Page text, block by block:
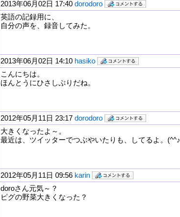
2013年06月02日 17:40 dorodoro
英語の記録用に、
自分の声を、録音してみた。
2013年06月02日 14:10 hasiko
こんにちは。
ほんとうにひさしぶりだね。
2012年05月11日 23:17 dorodoro
大きくなったよ～。
最近は、ツイッターでつぶやいたりも、してるよ。(^^♪
2012年05月11日 09:56 karin
doroさん元気～？
ピグの野菜大きくなった？